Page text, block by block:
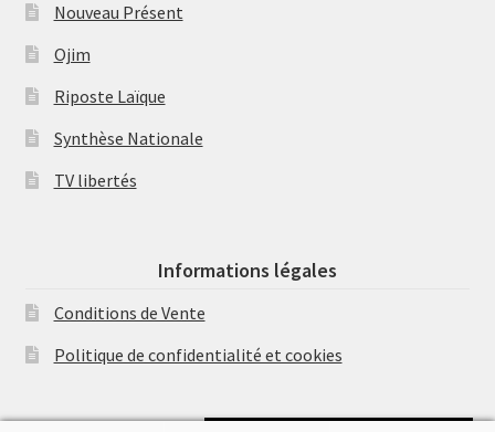
Nouveau Présent
Ojim
Riposte Laïque
Synthèse Nationale
TV libertés
Informations légales
Conditions de Vente
Politique de confidentialité et cookies